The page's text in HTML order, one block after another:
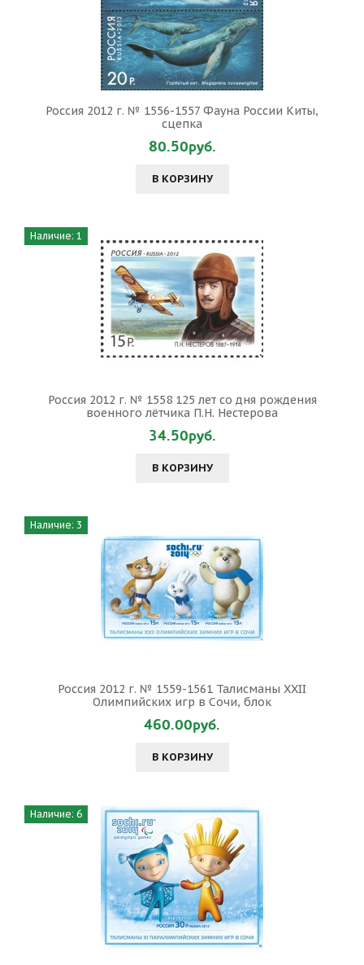
Россия 2012 г. № 1556-1557 Фауна России Киты,
сцепка
80.50руб.
В КОРЗИНУ
Наличие: 1
Россия 2012 г. № 1558 125 лет со дня рождения
военного лётчика П.Н. Нестерова
34.50руб.
В КОРЗИНУ
Наличие: 3
Россия 2012 г. № 1559-1561 Талисманы XXII
Олимпийских игр в Сочи, блок
460.00руб.
В КОРЗИНУ
Наличие: 6